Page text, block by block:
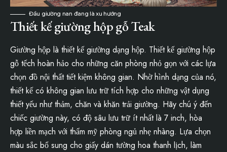
Đầu giường nan đang là xu hướng
Thiết kế giường hộp gỗ Teak
Giường hộp là thiết kế giường dạng hộp. Thiết kế giường hộp
gỗ tếch hoàn hảo cho những căn phòng nhỏ gọn với các lựa
chọn đồ nội thất tiết kiệm không gian. Nhờ hình dạng của nó,
thiết kế có không gian lưu trữ tích hợp cho những vật dụng
thiết yếu như thảm, chăn và khăn trải giường. Hãy chú ý đến
chiếc giường này, có độ sâu lưu trữ ít nhất là 7 inch, hòa
hợp liền mạch với thẩm mỹ phòng ngủ nhẹ nhàng. Lựa chọn
màu sắc bổ sung cho giấy dán tường hoa thanh lịch, làm